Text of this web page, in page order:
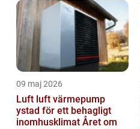
09 maj 2026
Luft luft värmepump
ystad för ett behagligt
inomhusklimat Året om